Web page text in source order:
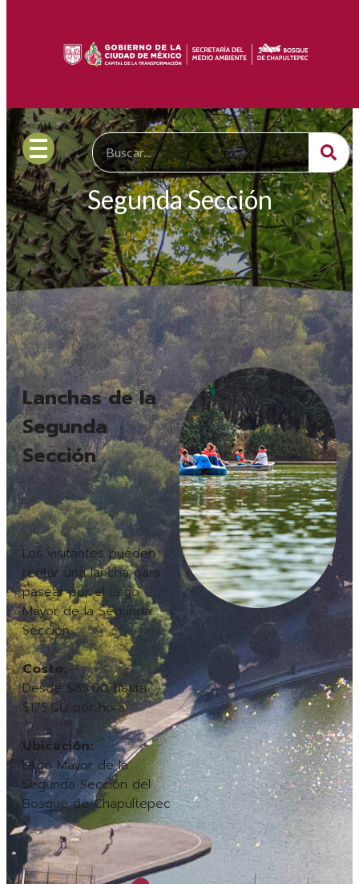
Segunda Sección
Lanchas de la
Segunda
Sección
Los visitantes pueden
rentar una lancha para
pasear por el Lago
Mayor de la Segunda
Sección.
Costo:
Desde $85.00 hasta
$175.00 por hora.
Ubicación:
Lago Mayor de la
Segunda Sección del
Bosque de Chapultepec